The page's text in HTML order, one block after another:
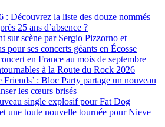
: Découvrez la liste des douze nommés
25 ans d’absence ?
sur scène par Sergio Pizzorno et
pour ses concerts géants en Écosse
en France au mois de septembre
à la Route du Rock 2026
Friends’ : Bloc Party partage un nouveau
les cœurs brisés
single explosif pour Fat Dog
une toute nouvelle tournée pour Nieve